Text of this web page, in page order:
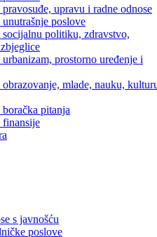
privredu
upravu i radne odnose
poslove
politiku, zdravstvo,
prostorno uređenje i
mlade, nauku,
pitanja